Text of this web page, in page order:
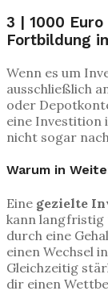
3 | 1000
Fortbildung
Wenn es um
ausschließlich
oder
eine Investition
nicht sogar
Warum in
Eine gezielte
kann langfristig
durch eine
einen Wechsel
Gleichzeitig
dir einen